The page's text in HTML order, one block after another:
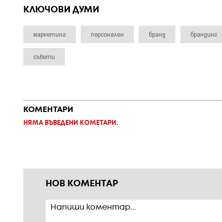
КЛЮЧОВИ ДУМИ
маркетинг персонален бранд брандинг
съвети
КОМЕНТАРИ
НЯМА ВЪВЕДЕНИ КОМЕТАРИ.
НОВ КОМЕНТАР